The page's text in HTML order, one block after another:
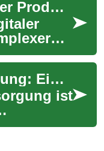
Entwicklung digitaler Produkte für verschiedene Branchen
das
Elektrische Versorgung: Ein Überblick über Energieeffizienz und nachhaltige Lösungen
ist
spielt